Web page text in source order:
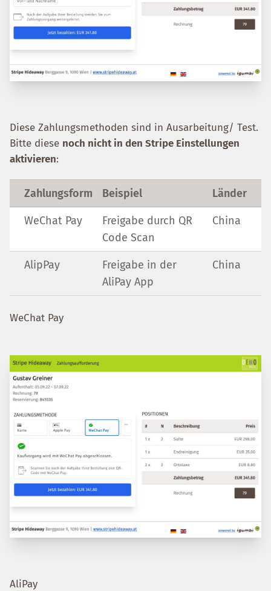
Diese Zahlungsmethoden sind in Ausarbeitung/ Test.
Bitte diese noch nicht in den Stripe Einstellungen
aktivieren:
Zahlungsform Beispiel Länder
WeChat Pay
Freigabe durch QR
Code Scan
China
AlipPay
Freigabe in der
AliPay App
China
WeChat Pay
AliPay